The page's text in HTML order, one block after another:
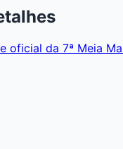
oficial da 7ª Meia